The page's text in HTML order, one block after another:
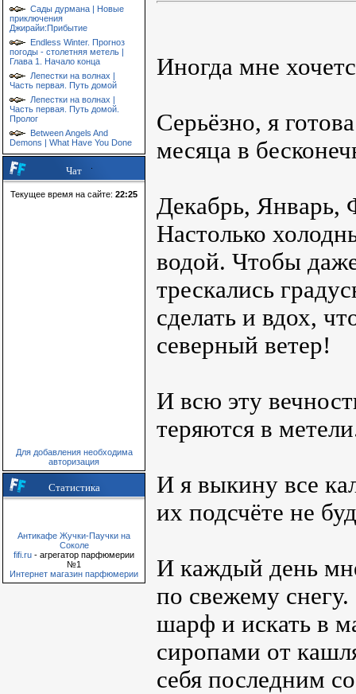
Сады дурмана | Новые
приключения
Джирайи:Прибытие
Endless Winter. Прогноз
погоды - столетняя метель |
Глава 1. Начало конца
Лепестки на волнах |
Часть первая. Путь домой
Лепестки на волнах |
Часть первая. Путь домой.
Пролог
Between Angels And
Demons | What Have You Done
Чат
Текущее время на сайте: 22:25
Для добавления необходима
авторизация
Статистика
Антикафе Жучки-Паучки на
Соколе
fifi.ru - агрегатор парфюмерии
№1
Интернет магазин парфюмерии
Иногда мне
Серьёзно, я
месяца в
Декабрь, Январь,
Настолько
водой. Чтобы
трескались
сделать и вдох,
северный ветер!
И всю эту
теряются в
И я выкину все
их подсчёте не
И каждый день
по свежему
шарф и искать в
сиропами от
себя последним